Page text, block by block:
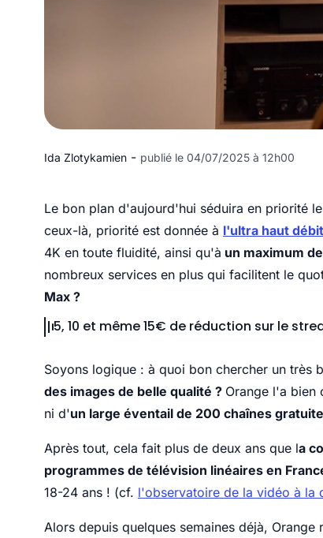
Ida Zlotykamien - publié le 04/07/2025 à 12h00
Le bon plan d'aujourd'hui séduira en priorité
ceux-là, priorité est donnée à l'ultra haut débit
4K en toute fluidité, ainsi qu'à un maximum
nombreux services en plus qui facilitent le
Max ?
5, 10 et même 15€ de réduction sur le
Soyons logique : à quoi bon chercher un très
des images de belle qualité ? Orange l'a bien
ni d'un large éventail de 200 chaînes
Après tout, cela fait plus de deux ans que la
programmes de télévision linéaires en
18-24 ans ! (cf. l'observatoire de la vidéo à la
Alors depuis quelques semaines déjà,